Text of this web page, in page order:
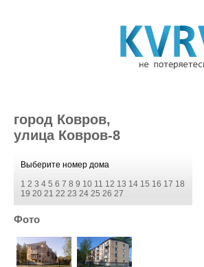
город Ковров,
улица Ковров-8
Выберите номер дома
1 2 3 4 5 6 7 8 9 10 11 12 13 14 15 16 17 18
19 20 21 22 23 24 25 26 27
Фото